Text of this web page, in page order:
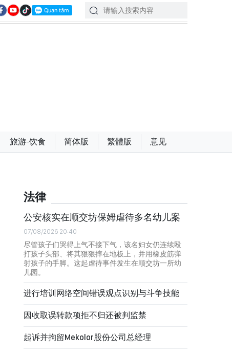
旅游-饮食 简体版 繁體版 意见
法律
公安核实在顺交坊保姆虐待多名幼儿案
07/08/2026 20:40
尽管孩子们哭得上气不接下气，该名妇女仍连续殴
打孩子头部、将其狠狠摔在地板上，并用橡皮筋弹
射孩子的手脚。这起虐待事件发生在顺交坊一所幼
儿园。
进行培训网络空间错误观点识别与斗争技能
因收取误转款项拒不归还被判监禁
起诉并拘留Mekolor股份公司总经理